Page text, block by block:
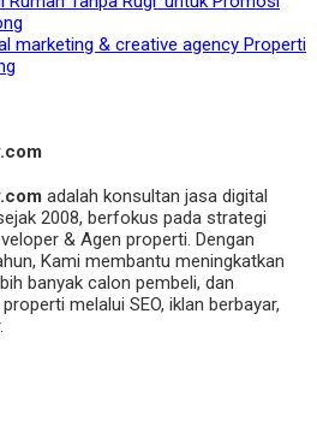
marketing & creative agency Properti
adalah konsultan jasa digital
2008, berfokus pada strategi
& Agen properti. Dengan
Kami membantu meningkatkan
banyak calon pembeli, dan
melalui SEO, iklan berbayar,